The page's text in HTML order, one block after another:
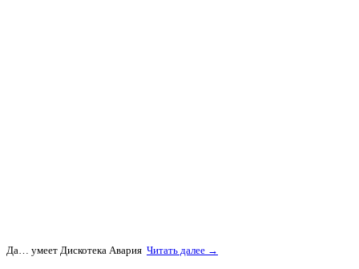
Да… умеет Дискотека Авария Читать далее →